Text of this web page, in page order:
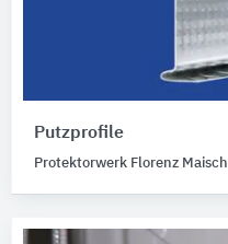
Putzprofile
Protektorwerk Florenz Maisch